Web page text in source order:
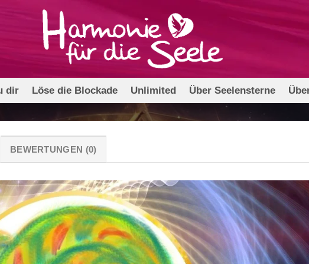
dir Löse die Blockade Unlimited Über Seelensterne
BEWERTUNGEN (0)